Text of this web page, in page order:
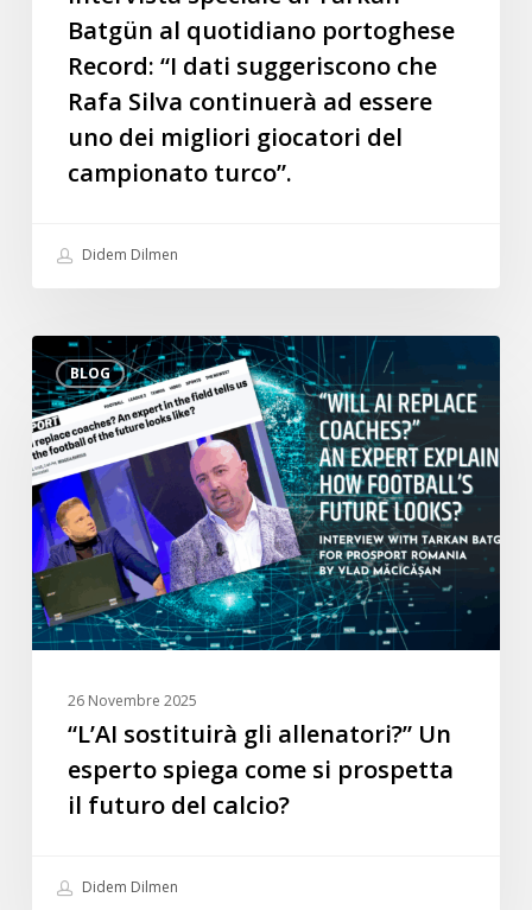
continuerà
essere
giocatori
turco”.
Batgün al quotidiano portoghese
Record: “I dati suggeriscono che
Rafa Silva continuerà ad essere
uno dei migliori giocatori del
campionato turco”.
Didem Dilmen
BLOG
“L’AI
sostituirà
gli
allenatori?”
Un
esperto
spiega
come
si
prospetta
il
calcio?
26 Novembre 2025
“L’AI sostituirà gli allenatori?” Un
esperto spiega come si prospetta
il futuro del calcio?
Didem Dilmen